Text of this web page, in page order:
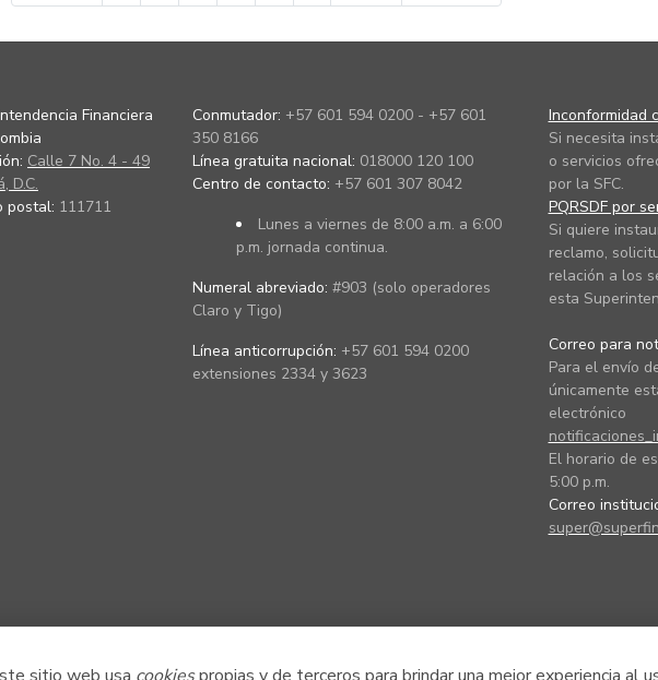
Financiera
Calle 7 No. 4 - 49
D.C.
postal: 111711
Conmutador: +57 601 594 0200 - +57 601
350 8166
Línea gratuita nacional: 018000 120 100
Centro de contacto: +57 601 307 8042
Lunes a viernes de 8:00 a.m. a 6:00
p.m. jornada continua.
Numeral abreviado: #903 (solo operadores
Claro y Tigo)
Línea anticorrupción: +57 601 594 0200
extensiones 2334 y 3623
Inconformidad
Si necesita
o servicios
por la SFC.
PQRSDF por
Si quiere
reclamo,
relación a los
esta
Correo para
Para el envío
únicamente
electrónico
El horario de
5:00 p.m.
Correo